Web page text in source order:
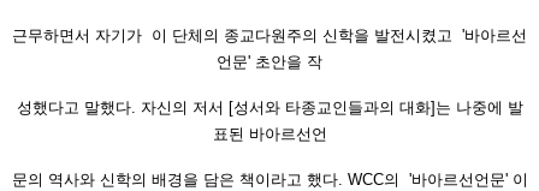
근무하면서 자기가 이 단체의 종교다원주의 신학을 발전시켰고 '바아르선
언문' 초안을 작
성했 다고 말했다. 자신의 저서 [성서와 타종교인들과의 대화]는 나중에 발
표된 바아르선언
문의 역사와 신학의 배경을 담은 책이라고 했다. WCC의
'바아르선언문' 이